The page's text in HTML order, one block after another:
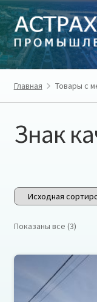
Перейти
к
навигации
Перейти
к
содержимому
ГЛАВНАЯ
ТОВАРЫ
О ПРОЕКТЕ
ЛИЧНЫЙ КАБИНЕТ
Главная Товары с
Знак
Показаны все (3)